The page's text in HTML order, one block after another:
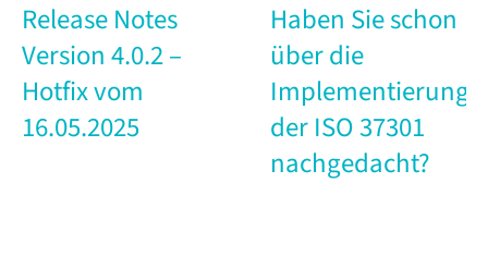
Release Notes
Version 4.0.2 –
Hotfix vom
16.05.2025
Haben Sie schon
über die
Implementierung
der ISO 37301
nachgedacht?